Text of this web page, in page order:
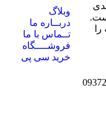
وبلاگ
دربــاره ما
تــماس با ما
فروشــــگاه
خرید سی پی